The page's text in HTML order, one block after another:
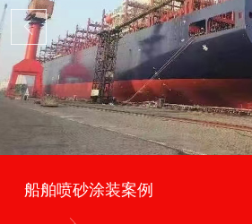
船舶喷砂涂装案例